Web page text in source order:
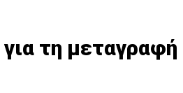
τη μεταγραφή